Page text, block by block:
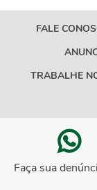
FALE
TRABALHE
Faça sua